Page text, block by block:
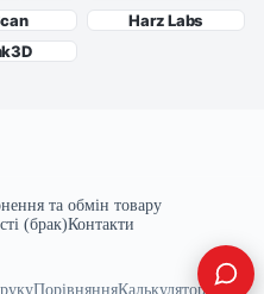
Harz Labs
та обмін товару
(брак)Контакти
ПорівнянняКалькулятор